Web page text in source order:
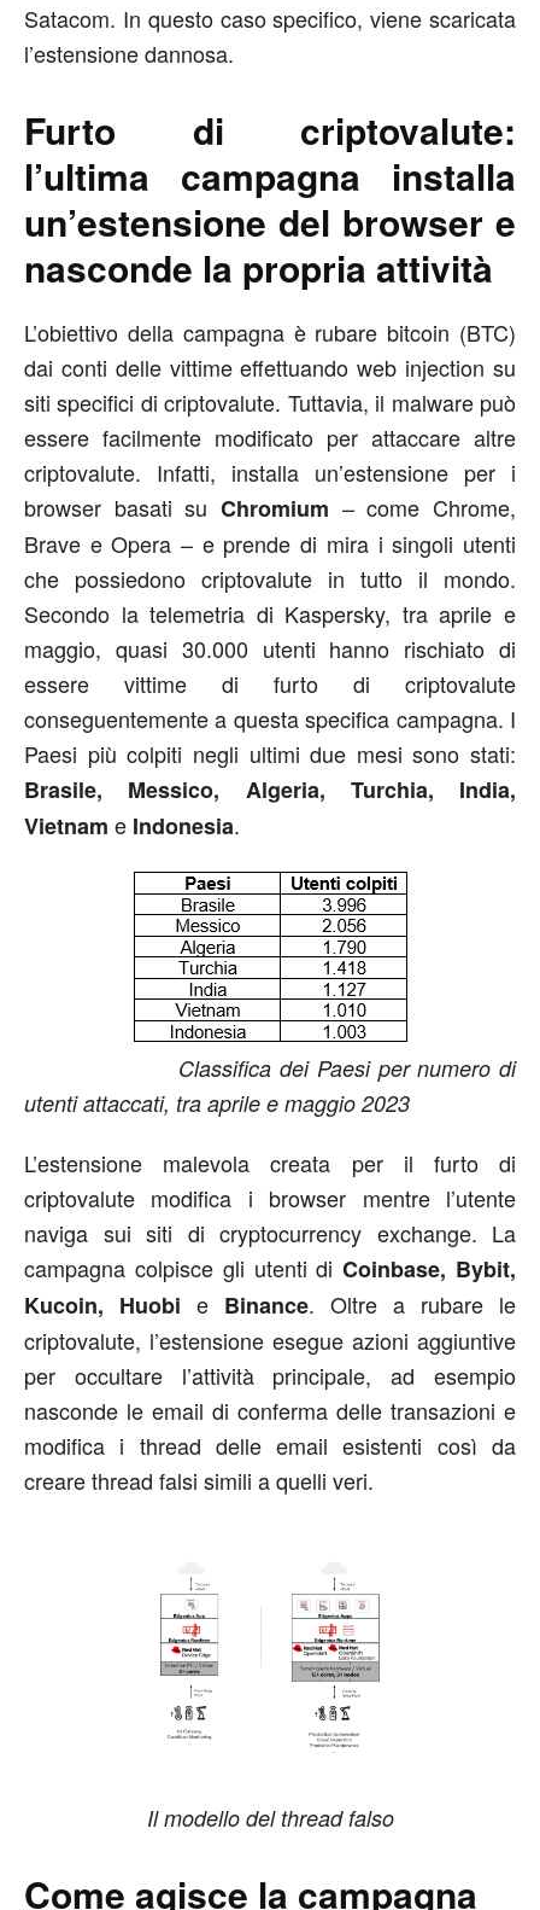
Satacom. In questo caso specifico, viene scaricata
l’estensione dannosa.
Furto di criptovalute:
l’ultima campagna installa
un’estensione del browser e
nasconde la propria attività
L’obiettivo della campagna è rubare bitcoin (BTC)
dai conti delle vittime effettuando web injection su
siti specifici di criptovalute. Tuttavia, il malware può
essere facilmente modificato per attaccare altre
criptovalute. Infatti, installa un’estensione per i
browser basati su Chromium – come Chrome,
Brave e Opera – e prende di mira i singoli utenti
che possiedono criptovalute in tutto il mondo.
Secondo la telemetria di Kaspersky, tra aprile e
maggio, quasi 30.000 utenti hanno rischiato di
essere vittime di furto di criptovalute
conseguentemente a questa specifica campagna. I
Paesi più colpiti negli ultimi due mesi sono stati:
Brasile, Messico, Algeria, Turchia, India,
Vietnam e Indonesia.
Classifica dei Paesi per numero di
utenti attaccati, tra aprile e maggio 2023
L’estensione malevola creata per il furto di
criptovalute modifica i browser mentre l’utente
naviga sui siti di cryptocurrency exchange. La
campagna colpisce gli utenti diCoinbase, Bybit,
Kucoin, Huobi e Binance. Oltre a rubare le
criptovalute, l’estensione esegue azioni aggiuntive
per occultare l’attività principale, ad esempio
nasconde le email di conferma delle transazioni e
modifica i thread delle email esistenti così da
creare thread falsi simili a quelli veri.
Il modello del thread falso
Come agisce la campagna